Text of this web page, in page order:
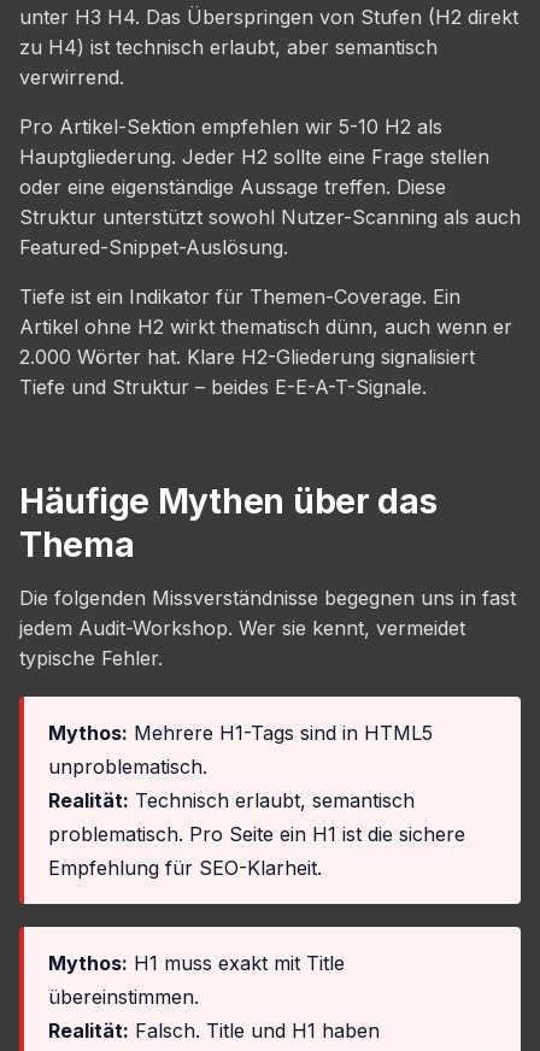
unter H3 H4. Das Überspringen von Stufen (H2 direkt
zu H4) ist technisch erlaubt, aber semantisch
verwirrend.
Pro Artikel-Sektion empfehlen wir 5-10 H2 als
Hauptgliederung. Jeder H2 sollte eine Frage stellen
oder eine eigenständige Aussage treffen. Diese
Struktur unterstützt sowohl Nutzer-Scanning als auch
Featured-Snippet-Auslösung.
Tiefe ist ein Indikator für Themen-Coverage. Ein
Artikel ohne H2 wirkt thematisch dünn, auch wenn er
2.000 Wörter hat. Klare H2-Gliederung signalisiert
Tiefe und Struktur – beides E-E-A-T-Signale.
Häufige Mythen über das
Thema
Die folgenden Missverständnisse begegnen uns in fast
jedem Audit-Workshop. Wer sie kennt, vermeidet
typische Fehler.
Mythos: Mehrere H1-Tags sind in HTML5
unproblematisch.
Realität: Technisch erlaubt, semantisch
problematisch. Pro Seite ein H1 ist die sichere
Empfehlung für SEO-Klarheit.
Mythos: H1 muss exakt mit Title
übereinstimmen.
Realität: Falsch. Title und H1 haben